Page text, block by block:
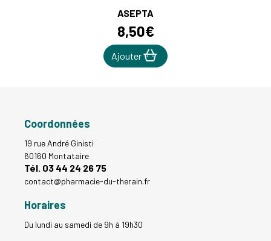
ASEPTA
8,50€
Ajouter
Coordonnées
19 rue André Ginisti
60160 Montataire
Tél. 03 44 24 26 75
contact@pharmacie-du-therain.fr
Horaires
Du lundi au samedi de 9h à 19h30